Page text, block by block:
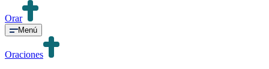
Orar
Menú
Oraciones